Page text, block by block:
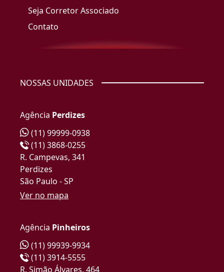
Seja Corretor Associado
Contato
NOSSAS UNIDADES
Agência Perdizes
(11) 99999-0938
(11) 3868-0255
R. Campevas, 341
Perdizes
São Paulo - SP
Ver no mapa
Agência Pinheiros
(11) 99939-9934
(11) 3914-5555
R. Simão Álvares, 464